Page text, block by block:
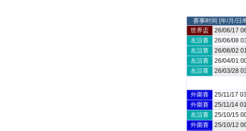
赛事时间 [年/月/日/
世界盃
26/06/17
友誼賽
26/06/08
友誼賽
26/06/02
友誼賽
26/04/01
友誼賽
26/03/28
外圍賽 25/11/17
外圍賽
25/11/14
友誼賽
25/10/15
外圍賽
25/10/12